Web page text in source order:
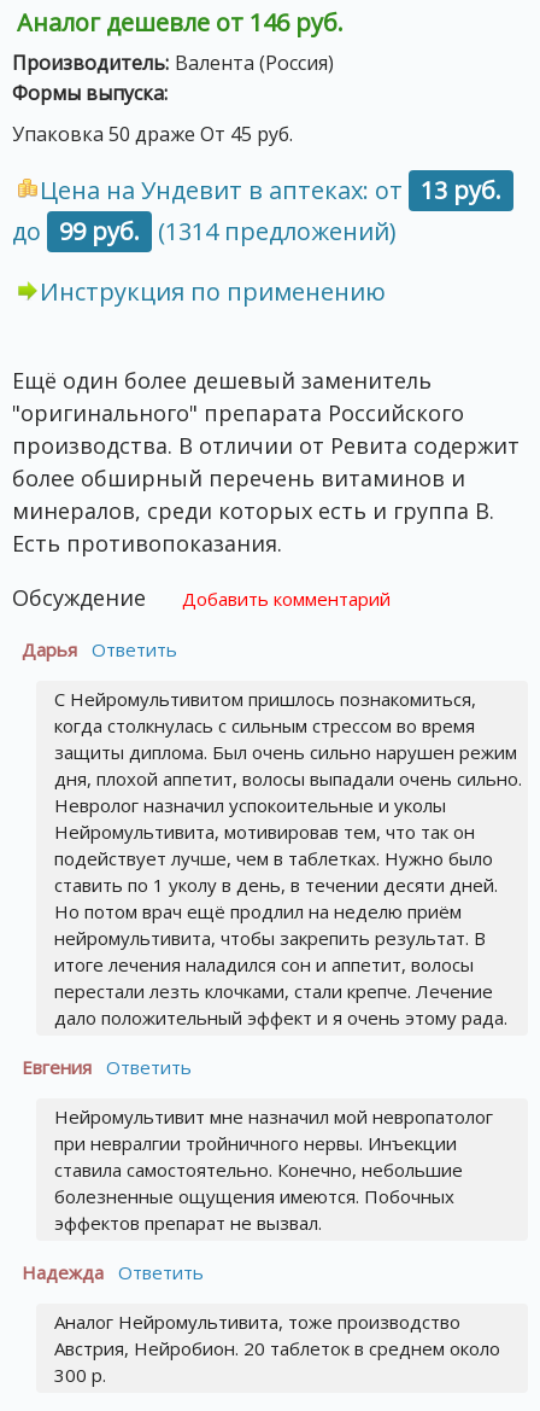
Аналог дешевле от 146 руб.
Производитель: Валента (Россия)
Формы выпуска:
Упаковка 50 драже От 45 руб.
Цена на Ундевит в аптеках: от
13 руб.
до
99 руб.
(1314 предложений)
Инструкция по применению
Ещё один более дешевый заменитель
"оригинального" препарата Российского
производства. В отличии от Ревита содержит
более обширный перечень витаминов и
минералов, среди которых есть и группа В.
Есть противопоказания.
Обсуждение
Добавить комментарий
Дарья Ответить
С Нейромультивитом пришлось познакомиться,
когда столкнулась с сильным стрессом во время
защиты диплома. Был очень сильно нарушен режим
дня, плохой аппетит, волосы выпадали очень сильно.
Невролог назначил успокоительные и уколы
Нейромультивита, мотивировав тем, что так он
подействует лучше, чем в таблетках. Нужно было
ставить по 1 уколу в день, в течении десяти дней.
Но потом врач ещё продлил на неделю приём
нейромультивита, чтобы закрепить результат. В
итоге лечения наладился сон и аппетит, волосы
перестали лезть клочками, стали крепче. Лечение
дало положительный эффект и я очень этому рада.
Евгения Ответить
Нейромультивит мне назначил мой невропатолог
при невралгии тройничного нервы. Инъекции
ставила самостоятельно. Конечно, небольшие
болезненные ощущения имеются. Побочных
эффектов препарат не вызвал.
Надежда Ответить
Аналог Нейромультивита, тоже производство
Австрия, Нейробион. 20 таблеток в среднем около
300 р.